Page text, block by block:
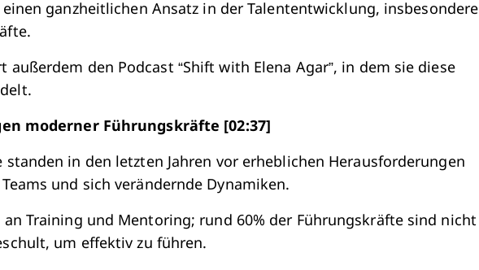
einen ganzheitlichen Ansatz in der Talententwicklung, insbesondere
außerdem den Podcast “Shift with Elena Agar”, in dem sie diese
moderner Führungskräfte [02:37]
standen in den letzten Jahren vor erheblichen Herausforderungen
und sich verändernde Dynamiken.
Training und Mentoring; rund 60% der Führungskräfte sind nicht
um effektiv zu führen.